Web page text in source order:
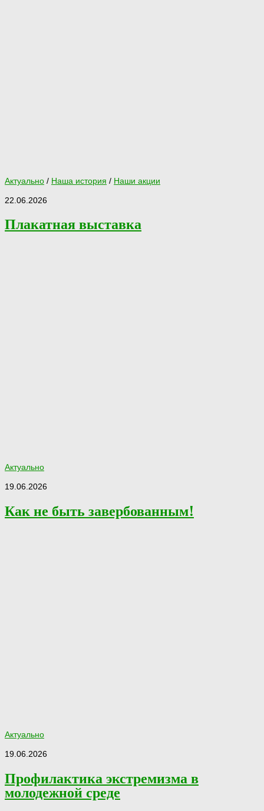
Актуально / Наша история / Наши акции
22.06.2026
Плакатная выставка
Актуально
19.06.2026
Как не быть завербованным!
Актуально
19.06.2026
Профилактика экстремизма в
молодежной среде